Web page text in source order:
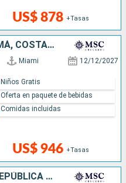
US$ 878 +Tasas
JAMAICA, COLOMBIA, PANAMÁ, COSTA RICA, HONDURAS, BELICE, ESTADOS UNIDOS
Miami 12/12/2027
US$ 946 +Tasas
Niños Gratis
Oferta en paquete de bebidas
Comidas incluidas
ESTADOS UNIDOS, ARUBA, REPÚBLICA DOMINICANA, JAMAICA, ISLAS CAIMÁN